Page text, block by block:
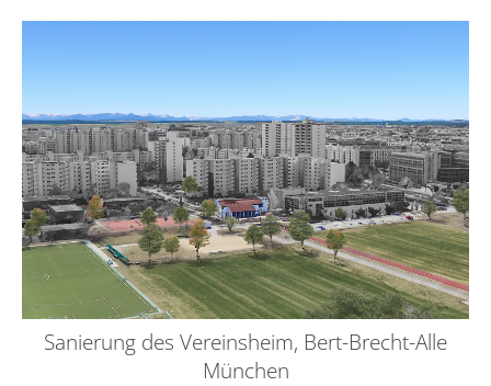
Sanierung des Vereinsheim, Bert-Brecht-Alle
München